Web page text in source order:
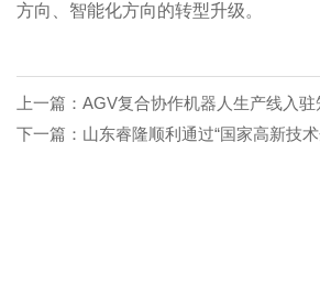
方向、智能化方向的转型升级。
上一篇： AGV复合协作机器人生产线入驻
下一篇： 山东睿隆顺利通过“国家高新技